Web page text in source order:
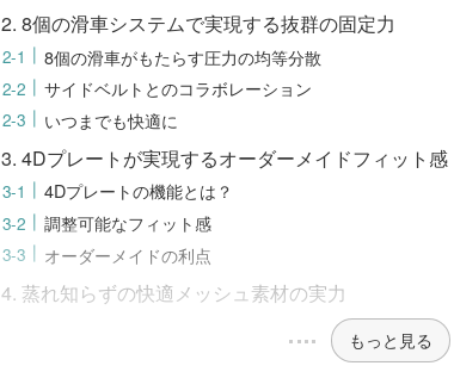
2. 8個の滑車システムで実現する抜群の固定力
8個の滑車がもたらす圧力の均等分散
サイドベルトとのコラボレーション
いつまでも快適に
3. 4Dプレートが実現するオーダーメイドフィット感
4Dプレートの機能とは？
調整可能なフィット感
オーダーメイドの利点
4. 蒸れ知らずの快適メッシュ素材の実力
もっと見る